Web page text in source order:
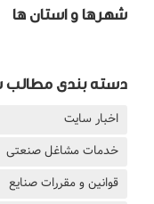
شهرها و استان ها
دسته بندی
اخبار سایت
خدمات مشاغل صنعتی
قوانین و مقررات صنایع